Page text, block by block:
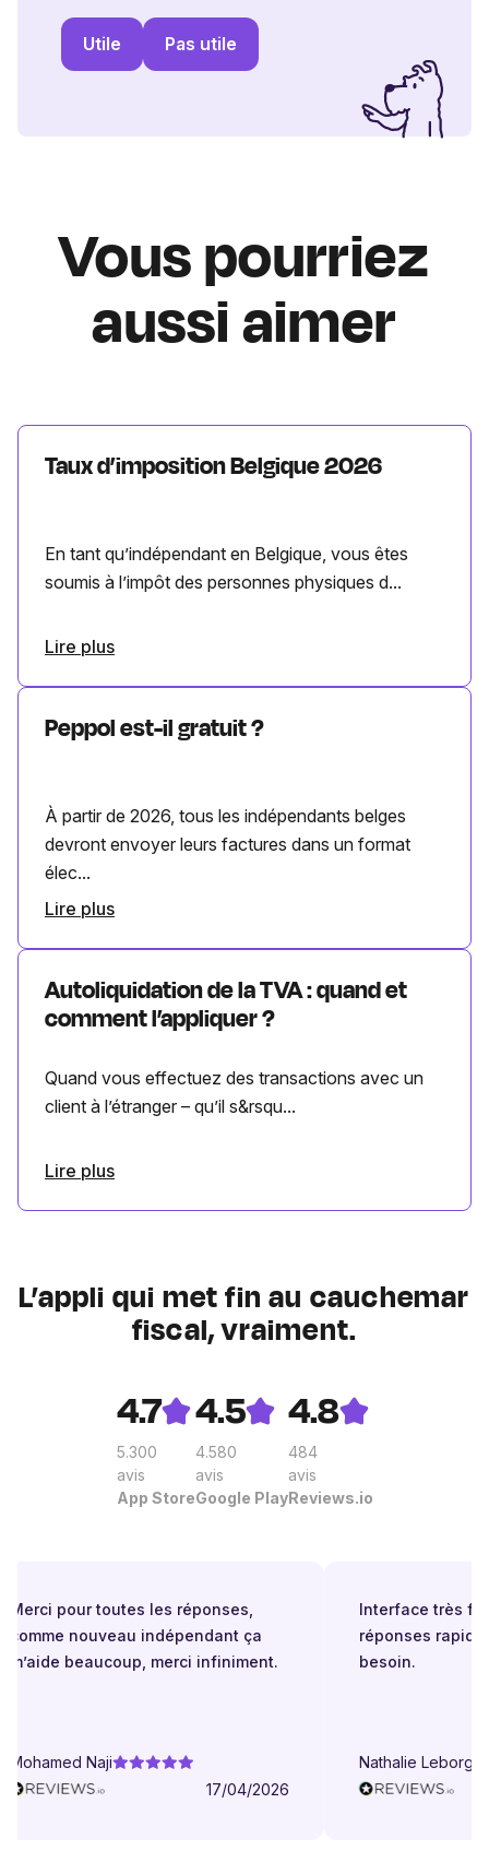
Utile Pas utile
Vous pourriez
aussi aimer
Taux d’imposition Belgique 2026
En tant qu’indépendant en Belgique, vous êtes
soumis à l’impôt des personnes physiques d...
Lire plus
Peppol est-il gratuit ?
À partir de 2026, tous les indépendants belges
devront envoyer leurs factures dans un format
élec...
Lire plus
Autoliquidation de la TVA : quand et
comment l’appliquer ?
Quand vous effectuez des transactions avec un
client à l’étranger – qu’il s&rsqu...
Lire plus
L’appli qui met fin au cauchemar
fiscal, vraiment.
4.7
5.300
avis
App Store
4.5
4.580
avis
Google Play
4.8
484
avis
Reviews.io
pour toutes les réponses,
nouveau indépendant ça
beaucoup, merci infiniment.
Naji
17/04/2026
Interface très
réponses
besoin.
Nathalie Leborgne